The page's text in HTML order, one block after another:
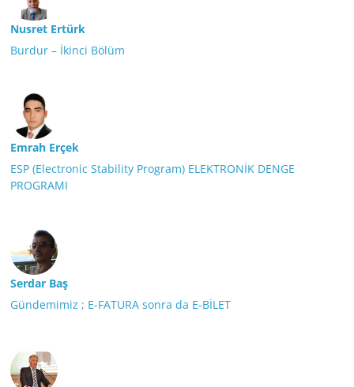
Nusret Ertürk
Burdur – İkinci Bölüm
Emrah Erçek
ESP (Electronic Stability Program) ELEKTRONİK DENGE
PROGRAMI
Serdar Baş
Gündemimiz ; E-FATURA sonra da E-BİLET